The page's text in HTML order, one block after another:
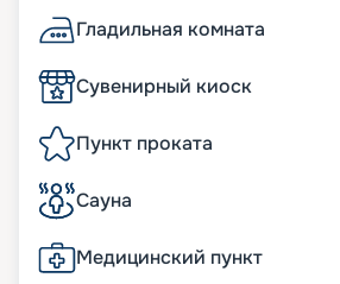
Гладильная комната
Сувенирный киоск
Пункт проката
Сауна
Медицинский пункт